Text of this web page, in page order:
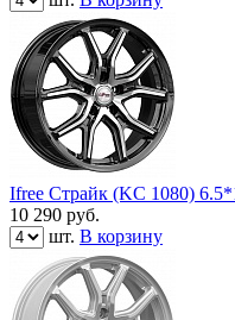
Ifree Страйк (KC 1080)
10 290 руб.
шт. В корзину